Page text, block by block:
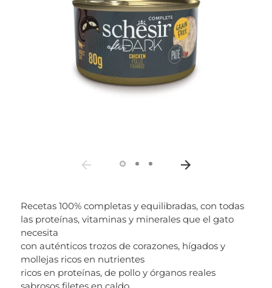
Recetas 100% completas y equilibradas, con todas
las proteínas, vitaminas y minerales que el gato
necesita
con auténticos trozos de corazones, hígados y
mollejas ricos en nutrientes
ricos en proteínas, de pollo y órganos reales
sabrosos filetes en caldo